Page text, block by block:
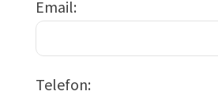
Email
Telefon